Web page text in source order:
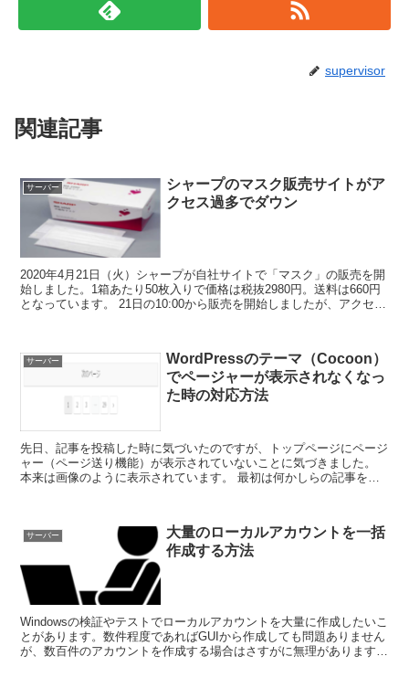
supervisor
関連記事
サーバー
シャープのマスク販売サイトがア
クセス過多でダウン
2020年4月21日（火）シャープが自社サイトで「マスク」の販売を開
始しました。1箱あたり50枚入りで価格は税抜2980円。送料は660円
となっています。 21日の10:00から販売を開始しましたが、アクセス
サーバー
WordPressのテーマ（Cocoon）
でページャーが表示されなくなっ
た時の対応方法
先日、記事を投稿した時に気づいたのですが、トップページにページ
ャー（ページ送り機能）が表示されていないことに気づきました。
本来は画像のように表示されています。 最初は何かしらの記事を投
サーバー
大量のローカルアカウントを一括
作成する方法
Windowsの検証やテストでローカルアカウントを大量に作成したいこ
とがあります。数件程度であればGUIから作成しても問題ありません
が、数百件のアカウントを作成する場合はさすがに無理があります。